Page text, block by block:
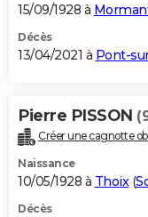
15/09/1928 à
Décès
13/04/2021 à Pont-
Pierre PISSON
Créer une cagnotte
Naissance
10/05/1928 à Thoix(
Décès